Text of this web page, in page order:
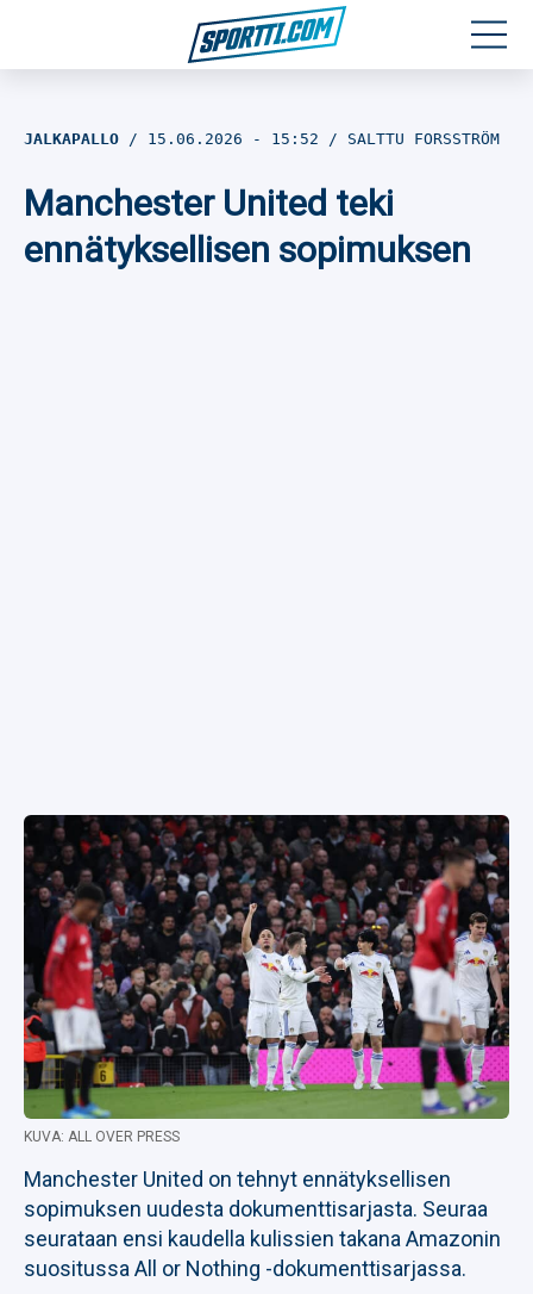
Jalkapallo
JALKAPALLO 15.06.2026 - 15:52 SALTTU FORSSTRÖM
Manchester United teki
ennätyksellisen sopimuksen
KUVA: ALL OVER PRESS
Manchester United on tehnyt ennätyksellisen
sopimuksen uudesta dokumenttisarjasta. Seuraa
seurataan ensi kaudella kulissien takana Amazonin
suositussa All or Nothing -dokumenttisarjassa.